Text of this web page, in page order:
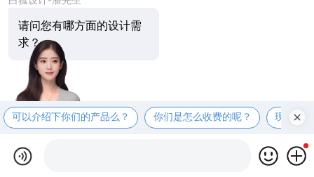
请问您有哪方面的设计需
求？
可以介绍下你们的产品么？ 你们是怎么收费的呢？ 现在有